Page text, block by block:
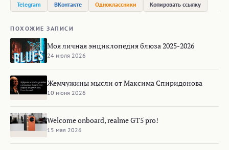
Telegram
ВКонтакте Одноклассники Копировать ссылку
ПОХОЖИЕ ЗАПИСИ
Моя личная энциклопедия блюза 2025-2026
24 июля 2026
Жемчужины мысли от Максима Спиридонова
10 июня 2026
Welcome onboard, realme GT5 pro!
15 мая 2026